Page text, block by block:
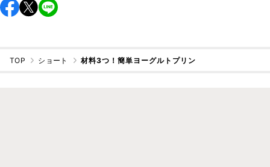
TOP ショート 材料3つ！簡単ヨーグルトプリン